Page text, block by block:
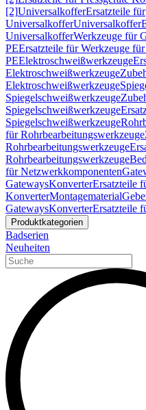
[2]UniversalkofferErsatzteile für
UniversalkofferUniversalkoffer
UniversalkofferWerkzeuge für
PEErsatzteile für Werkzeuge
PEElektroschweißwerkzeuge
Elektroschweißwerkzeuge
Elektroschweißwerkzeuge
Spiegelschweißwerkzeuge
Spiegelschweißwerkzeuge
Spiegelschweißwerkzeuge
für Rohrbearbeitungswerkzeuge
Rohrbearbeitungswerkzeuge
Rohrbearbeitungswerkzeuge
für Netzwerkkomponenten
GatewaysKonverterErsatzteile
KonverterMontagematerial
GatewaysKonverterErsatzteile
Produktkategorien
Badserien
Neuheiten